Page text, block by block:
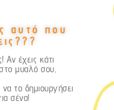
αυτό που
Αν έχεις κάτι
μυαλό σου,
το δημιουργήσει
σένα!